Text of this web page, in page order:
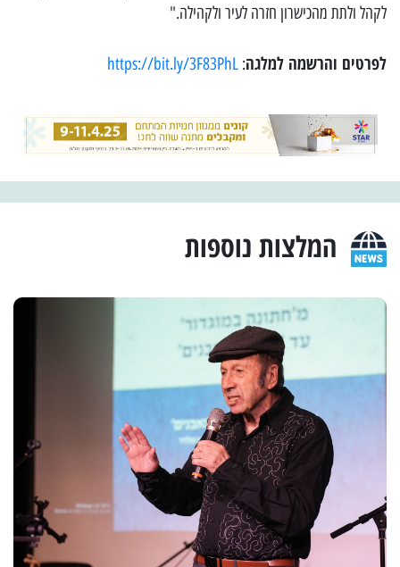
לקהל ולתת מהכישרון חזרה לעיר ולקהילה."
לפרטים והרשמה למלגה:
https://bit.ly/3F83PhL
המלצות נוספות